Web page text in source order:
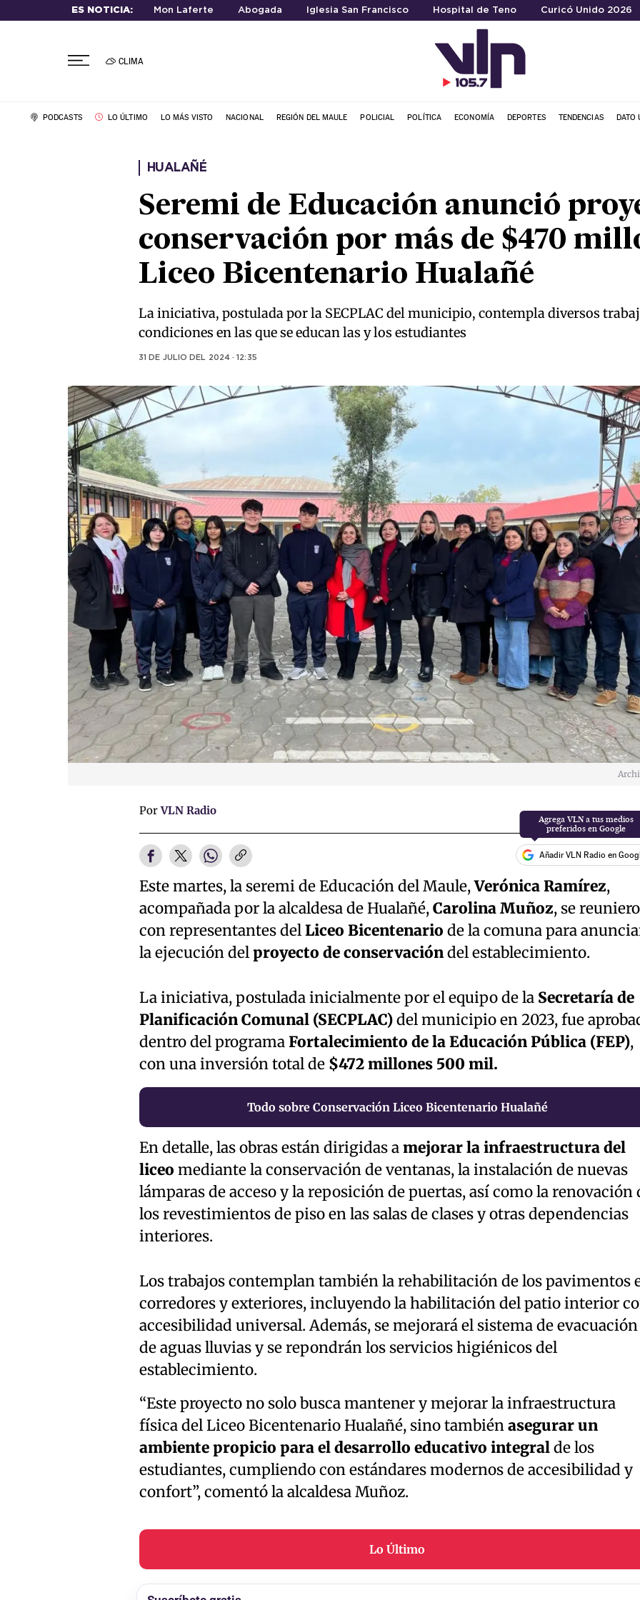
ES NOTICIA: Mon Laferte Abogada Iglesia San Francisco Hospital de Teno Curicó Unido 2026
CLIMA
PODCASTS LO ÚLTIMO LO MÁS VISTO NACIONAL REGIÓN DEL MAULE POLICIAL POLÍTICA ECONOMÍA DEPORTES TENDENCIAS DATO
HUALAÑÉ
Seremi de Educación anunció
conservación por más de $470
Liceo Bicentenario Hualañé
La iniciativa, postulada por la SECPLAC del municipio, contempla diversos
condiciones en las que se educan las y los estudiantes
31 DE JULIO DEL 2024 · 12:35
PorVLN Radio
Añadir VLN Radio en
Este martes, la seremi de Educación del Maule,Verónica Ramírez,
acompañada por la alcaldesa de Hualañé,Carolina Muñoz, se
con representantes delLiceo Bicentenario de la comuna para
la ejecución delproyecto de conservacióndel establecimiento.
La iniciativa, postulada inicialmente por el equipo de la Secretaría de
Planificación Comunal (SECPLAC)del municipio en 2023, fue
dentro del programaFortalecimiento de la Educación Pública (FEP),
con una inversión total de$472 millones 500 mil.
Todo sobre Conservación Liceo Bicentenario Hualañé
En detalle, las obras están dirigidas amejorar la infraestructura del
liceo mediante la conservación de ventanas, la instalación de nuevas
lámparas de acceso y la reposición de puertas, así como la renovación
los revestimientos de piso en las salas de clases y otras dependencias
interiores.
Los trabajos contemplan también la rehabilitación de los pavimentos
corredores y exteriores, incluyendo la habilitación del patio interior
accesibilidad universal. Además, se mejorará el sistema de evacuación
de aguas lluvias y se repondrán los servicios higiénicos del
establecimiento.
“Este proyecto no solo busca mantener y mejorar la infraestructura
física del Liceo Bicentenario Hualañé, sino tambiénasegurar un
ambiente propicio para el desarrollo educativo integralde los
estudiantes, cumpliendo con estándares modernos de accesibilidad y
confort”, comentó la alcaldesa Muñoz.
Lo Último